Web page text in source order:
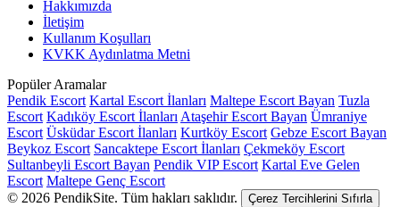
Hakkımızda
İletişim
Kullanım Koşulları
KVKK Aydınlatma Metni
Popüler Aramalar
Pendik Escort Kartal Escort İlanları Maltepe Escort Bayan Tuzla
Escort Kadıköy Escort İlanları Ataşehir Escort Bayan Ümraniye
Escort Üsküdar Escort İlanları Kurtköy Escort Gebze Escort Bayan
Beykoz Escort Sancaktepe Escort İlanları Çekmeköy Escort
Sultanbeyli Escort Bayan Pendik VIP Escort Kartal Eve Gelen
Escort Maltepe Genç Escort
© 2026 PendikSite. Tüm hakları saklıdır.
Çerez Tercihlerini Sıfırla